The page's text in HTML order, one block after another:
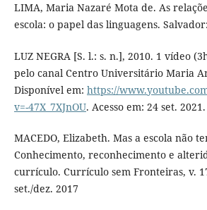
LIMA, Maria Nazaré Mota de. As
escola: o papel das linguagens.
LUZ NEGRA [S. l.: s. n.], 2010. 1 vídeo
pelo canal Centro Universitário Maria
Disponível em: https://
v=-47X_7XJnOU. Acesso em: 24 set. 2021.
MACEDO, Elizabeth. Mas a escola não
Conhecimento, reconhecimento e
currículo. Currículo sem Fronteiras, v.
set./dez. 2017